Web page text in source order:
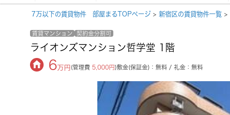
7万以下の賃貸物件 部屋まるTOPページ > 新宿区の賃貸物件一覧 >
賃貸マンション 契約金分割可
ライオンズマンション哲学堂 1階
6 万円 (管理費 5,000円)敷金(保証金)：無料 / 礼金：無料